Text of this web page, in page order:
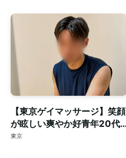
【東京ゲイマッサージ】笑顔
が眩しい爽やか好青年20代
スマート体型セラピスト◎清
東京